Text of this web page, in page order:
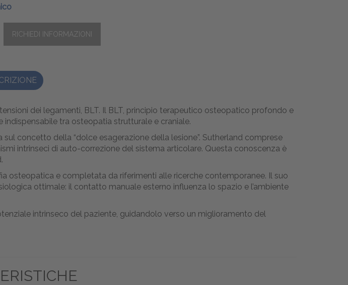
dei legamenti, BLT. Il BLT, principio terapeutico osteopatico profondo e
tra osteopatia strutturale e craniale.
concetto della “dolce esagerazione della lesione”. Sutherland comprese
intrinseci di auto-correzione del sistema articolare. Questa conoscenza è
osteopatica e completata da riferimenti alle ricerche contemporanee. Il suo
ottimale: il contatto manuale esterno influenza lo spazio e l’ambiente
intrinseco del paziente, guidandolo verso un miglioramento del